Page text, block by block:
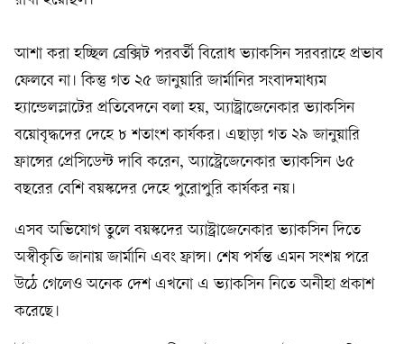
আশা করা হচ্ছিল ব্রেক্সিট পরবর্তী বিরোধ ভ্যাকসিন সরবরাহে প্রভাব
ফেলবে না। কিন্তু গত ২৫ জানুয়ারি জার্মানির সংবাদমাধ্যম
হ্যান্ডেলস্লাটের প্রতিবেদনে বলা হয়, অ্যাস্ট্রাজেনেকার ভ্যাকসিন
বয়োবৃদ্ধদের দেহে ৮ শতাংশ কার্যকর। এছাড়া গত ২৯ জানুয়ারি
ফ্রান্সের প্রেসিডেন্ট দাবি করেন, অ্যাস্ট্রেজেনেকার ভ্যাকসিন ৬৫
বছরের বেশি বয়স্কদের দেহে পুরোপুরি কার্যকর নয়।
এসব অভিযোগ তুলে বয়স্কদের অ্যাস্ট্রাজেনেকার ভ্যাকসিন দিতে
অস্বীকৃতি জানায় জার্মানি এবং ফ্রান্স। শেষ পর্যন্ত এমন সংশয় পরে
উঠে গেলেও অনেক দেশ এখনো এ ভ্যাকসিন নিতে অনীহা প্রকাশ
করেছে।